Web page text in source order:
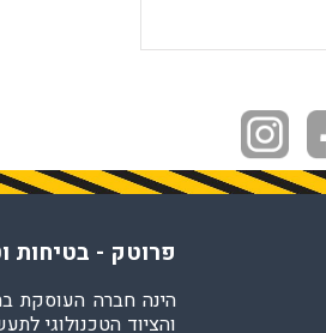
פרוטק - בטיחות
הינה חברה העוסקת
והציוד הטכנולוגי